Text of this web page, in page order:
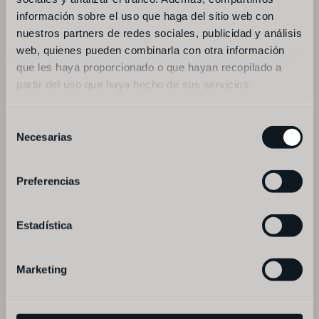
información sobre el uso que haga del sitio web con
nuestros partners de redes sociales, publicidad y análisis
web, quienes pueden combinarla con otra información
que les haya proporcionado o que hayan recopilado a
partir del uso que haya hecho de sus servicios.
Necesarias
Preferencias
Estadística
Marketing
disponibilidad y continuidad permanente
del servicio web debido a interrupciones,
fallos etc..
-------------------------------
información básica sobre
protección de datos de carácter
personal
protección de datos de carácter personal,
se informa al interesado de lo siguiente: